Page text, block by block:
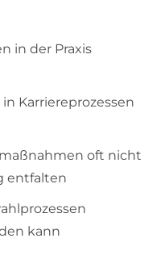
in der Praxis
Karriereprozessen
oft nicht
entfalten
kann